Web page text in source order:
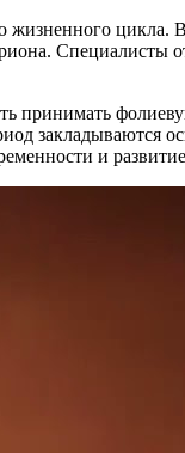
цикла.
Специалисты
принимать
закладываются
и